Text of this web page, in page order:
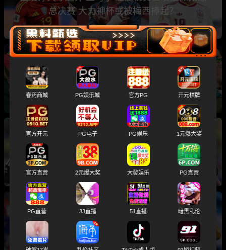
总决赛 大力神杯或被梅西捧起？
欧美极品尤物 化身六大性感足球宝贝 在世界杯
主题性下群P乱交
斯洛文尼亚名哨 温契奇 涉黄涉毒黑历史大曝光
入选世界杯总决赛主裁判引发球迷热议
2026世界杯总决赛前瞻分析 卫冕冠军阿根廷与
西班牙将上演巅峰之战
春药商城 PG娱乐城 官方PG 开元棋牌
官方开元 PG电子 PG娱乐 1元爆大奖
官方直营 2元爆大奖 大發娱乐 PG直营
PG直营 33直播 51直播 暗黑乱伦